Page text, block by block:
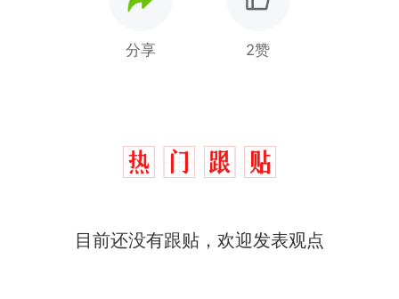
分享 2赞
目前还没有跟贴，欢迎发表观点
热
那个在床头放菜刀的女孩，
么？